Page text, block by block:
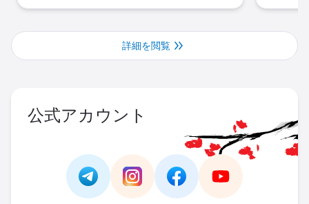
詳細を閲覧
公式アカウント
Link - https://t.me/https://
Link -